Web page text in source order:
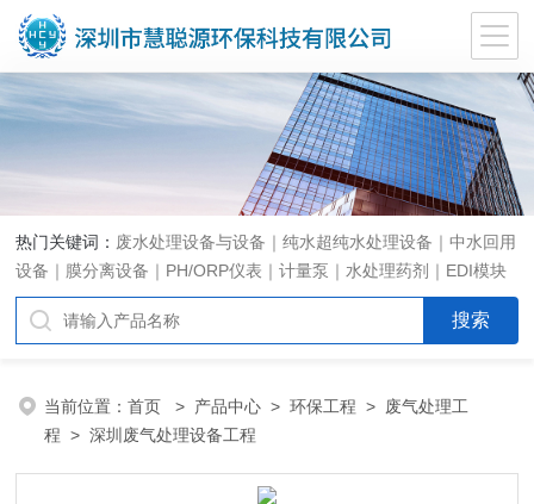
热门关键词： 废水处理设备与设备｜纯水超纯水处理设备｜中水回用
设备｜膜分离设备｜PH/ORP仪表｜计量泵｜水处理药剂｜EDI模块
代理｜EDI模块维修
当前位置：首页 > 产品中心 >环保工程 > 废气处理工
程 > 深圳废气处理设备工程